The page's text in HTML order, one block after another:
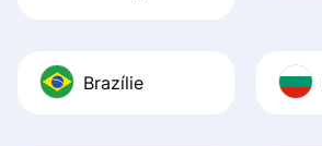
Brazílie